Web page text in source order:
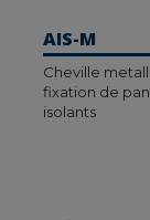
AIS-M
Cheville
fixation de
isolants